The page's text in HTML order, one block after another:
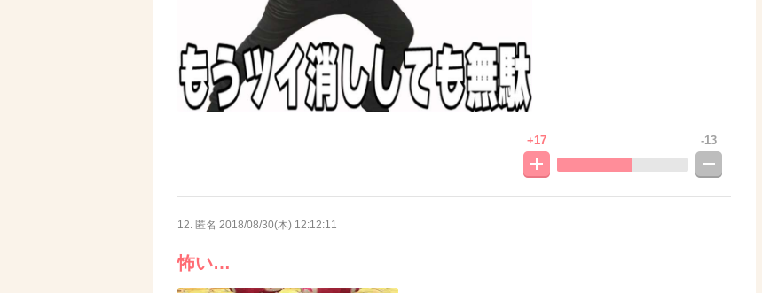
+17 -13
12. 匿名 2018/08/30(木) 12:12:11
怖い…